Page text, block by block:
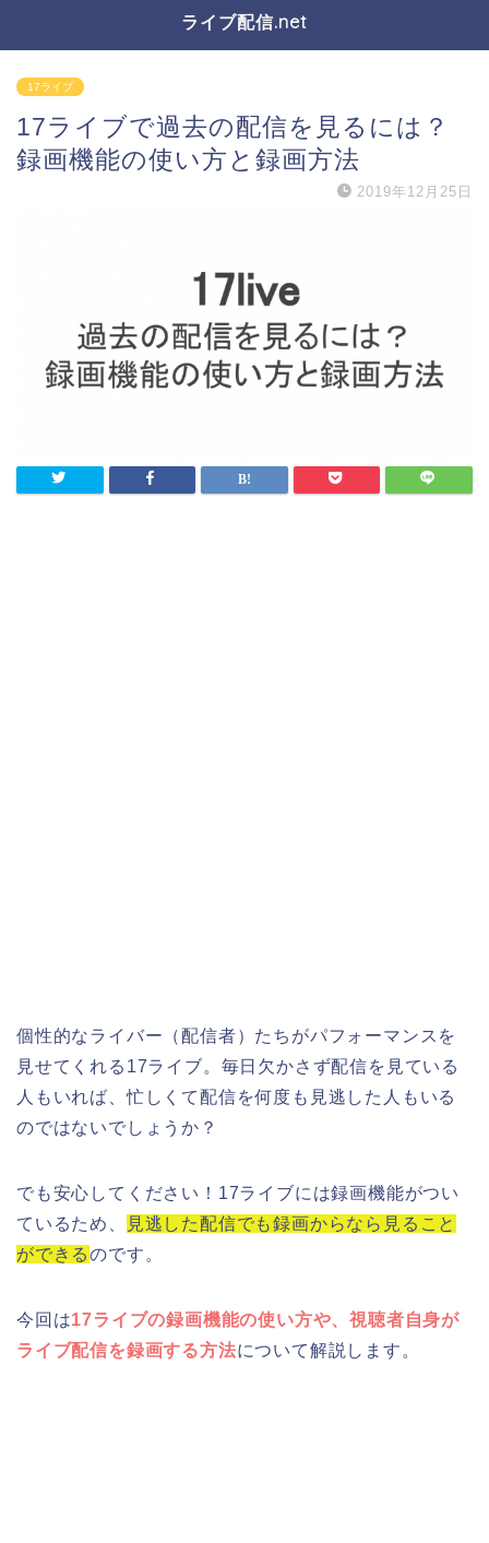
ライブ配信.net
17ライブ
17ライブで過去の配信を見るには？
録画機能の使い方と録画方法
2019年12月25日
個性的なライバー（配信者）たちがパフォーマンスを
見せてくれる17ライブ。毎日欠かさず配信を見ている
人もいれば、忙しくて配信を何度も見逃した人もいる
のではないでしょうか？
でも安心してください！17ライブには録画機能がつい
ているため、
見逃した配信でも録画からなら見ること
ができるのです。
今回は17ライブの録画機能の使い方や、視聴者自身が
ライブ配信を録画する方法について解説します。